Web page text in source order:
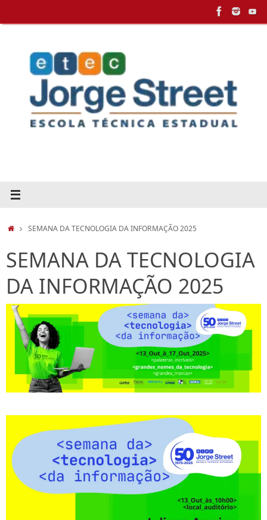
HOMESEMANA DA TECNOLOGIA DA INFORMAÇÃO 2025
SEMANA DA TECNOLOGIA
DA INFORMAÇÃO 2025